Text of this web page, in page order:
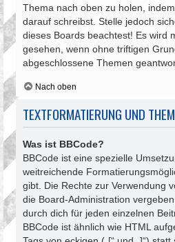
Thema nach oben zu holen,
darauf schreibst. Stelle jedoch
dieses Boards beachtest! Es wird
gesehen, wenn ohne triftigen
abgeschlossene Themen
Nach oben
TEXTFORMATIERUNG UND
Was ist BBCode?
BBCode ist eine spezielle
weitreichende
gibt. Die Rechte zur Verwendung
die Board-Administration
durch dich für jeden einzelnen
BBCode ist ähnlich wie HTML